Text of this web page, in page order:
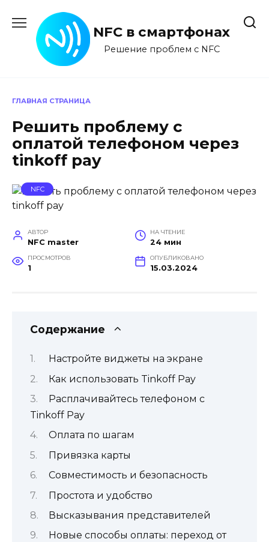
содержанию
NFC в смартфонах
Решение проблем с NFC
ГЛАВНАЯ СТРАНИЦА
Решить проблему с
оплатой телефоном через
tinkoff pay
NFC
АВТОР
NFC master
НА ЧТЕНИЕ
24 мин
ПРОСМОТРОВ
1
ОПУБЛИКОВАНО
15.03.2024
Содержание
Настройте виджеты на экране
Как использовать Tinkoff Pay
Расплачивайтесь телефоном с
Tinkoff Pay
Оплата по шагам
Привязка карты
Совместимость и безопасность
Простота и удобство
Высказывания представителей
Новые способы оплаты: переход от